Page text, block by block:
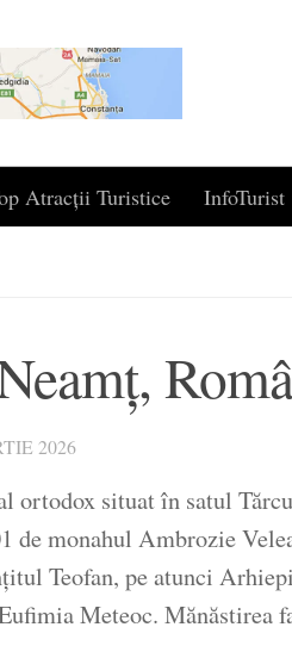
Atracții Turistice InfoTurist
2026
ortodox situat în satul
de monahul Ambrozie
Teofan, pe atunci
Meteoc.